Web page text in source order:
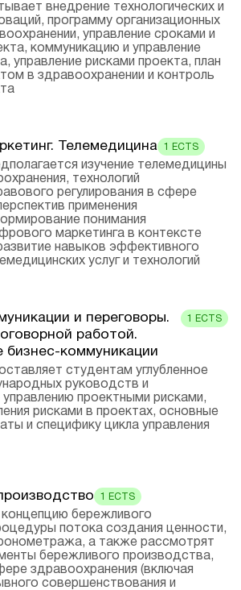
внедрение технологических и
программу организационных
управление сроками и
коммуникацию и управление
управление рисками проекта, план
в здравоохранении и контроль
Телемедицина 1 ECTS
изучение телемедицины
технологий
регулирования в сфере
применения
понимания
маркетинга в контексте
навыков эффективного
услуг и технологий
и переговоры.
работой.
коммуникации
1 ECTS
студентам углубленное
руководств и
проектными рисками,
рисками в проектах, основные
и специфику цикла управления
1 ECTS
бережливого
потока создания ценности,
а также рассмотрят
бережливого производства,
здравоохранения (включая
совершенствования и